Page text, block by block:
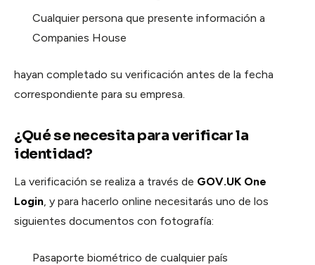
Cualquier persona que presente información a
Companies House
hayan completado su verificación antes de la fecha
correspondiente para su empresa.
¿Qué se necesita para verificar la
identidad?
La verificación se realiza a través de GOV.UK One
Login, y para hacerlo online necesitarás uno de los
siguientes documentos con fotografía:
Pasaporte biométrico de cualquier país